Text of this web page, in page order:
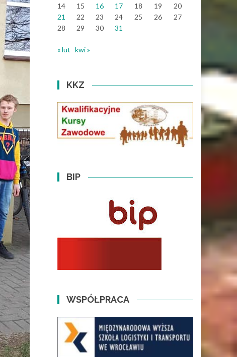
14
15 16 17 18 19
20
21
22 23 24 25 26
27
28
29 30 31
« lut kwi »
KKZ
BIP
WSPÓŁPRACA